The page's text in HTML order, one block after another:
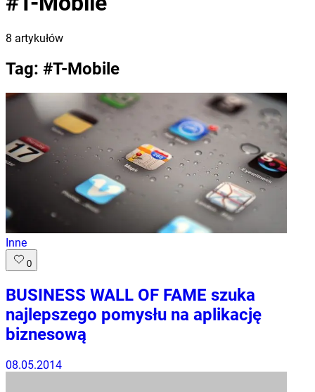
8 artykułów
Tag: #T-Mobile
Inne
0
BUSINESS WALL OF FAME szuka
najlepszego pomysłu na aplikację
biznesową
08.05.2014